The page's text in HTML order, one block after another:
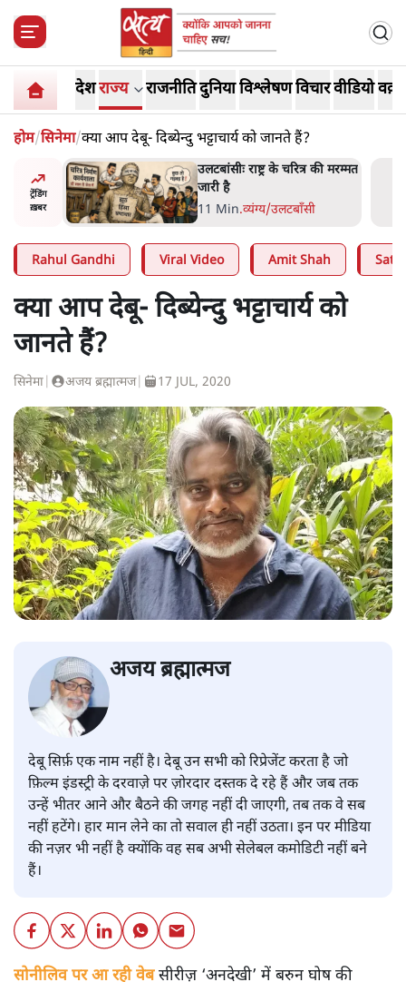
देशराज्य राजनीतिदुनियाविश्लेषणविचारवीडियो
होम/सिनेमा/क्या आप देबू- दिब्येन्दु भट्टाचार्य को जानते हैं?​
ट्रेंडिंग
ख़बर
की मरम्मत
भागवत बोले- 'जेन ज़ी पर आँख
मूंदकर भरोसा, आंदोलन देश-
विरोधी नहीं'; अतुल लिमये बोले थे-
6 Min.देश
Rahul Gandhi Viral Video Amit Shah
क्या आप देबू- दिब्येन्दु भट्टाचार्य को
जानते हैं?​
सिनेमा अजय ब्रह्मात्मज| 17 JUL, 2020
अजय ब्रह्मात्मज
देबू सिर्फ़ एक नाम नहीं है। देबू उन सभी को रिप्रेजेंट करता है जो
फ़िल्म इंडस्ट्री के दरवाज़े पर ज़ोरदार दस्तक दे रहे हैं और जब तक
उन्हें भीतर आने और बैठने की जगह नहीं दी जाएगी, तब तक वे सब
नहीं हटेंगे। हार मान लेने का तो सवाल ही नहीं उठता। इन पर मीडिया
की नज़र भी नहीं है क्योंकि वह सब अभी सेलेबल कमोडिटी नहीं बने
हैं।
सोनीलिव पर आ रही वेबसीरीज़ ‘अनदेखी’ में बरुन घोष की